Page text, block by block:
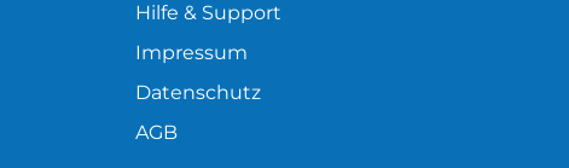
Hilfe & Support
Impressum
Datenschutz
AGB